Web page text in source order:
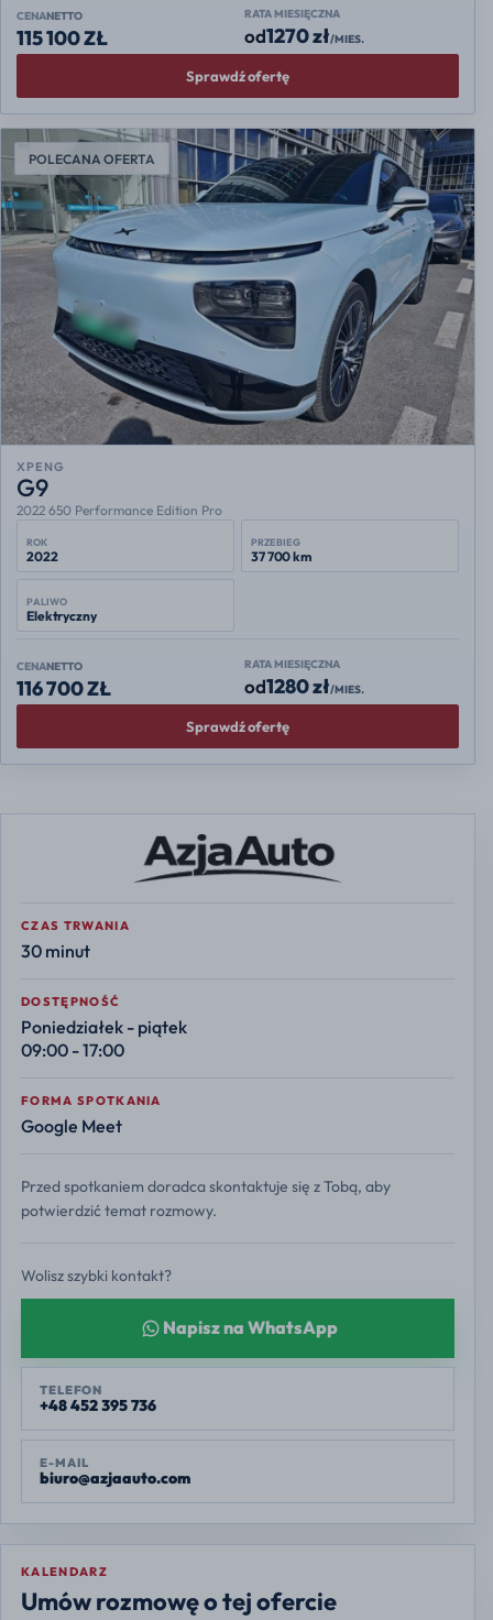
CENANETTO
115 100 ZŁ
RATA MIESIĘCZNA
od1270 zł/MIES.
Sprawdź ofertę
POLECANA OFERTA
XPENG
G9
2022 650 Performance Edition Pro
ROK
2022
PRZEBIEG
37 700 km
PALIWO
Elektryczny
CENANETTO
116 700 ZŁ
RATA MIESIĘCZNA
od1280 zł/MIES.
Sprawdź ofertę
CZAS TRWANIA
30 minut
DOSTĘPNOŚĆ
Poniedziałek - piątek
09:00 - 17:00
FORMA SPOTKANIA
Google Meet
Przed spotkaniem doradca skontaktuje się z Tobą, aby
potwierdzić temat rozmowy.
Wolisz szybki kontakt?
Napisz na WhatsApp
TELEFON
+48 452 395 736
E-MAIL
biuro@azjaauto.com
KALENDARZ
Umów rozmowę o tej ofercie
Europe/Warsaw